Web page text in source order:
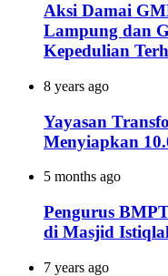
Aksi Damai
Lampung dan
Kepedulian
8 years ago
Yayasan
Menyiapkan
5 months ago
Pengurus
di Masjid
7 years ago